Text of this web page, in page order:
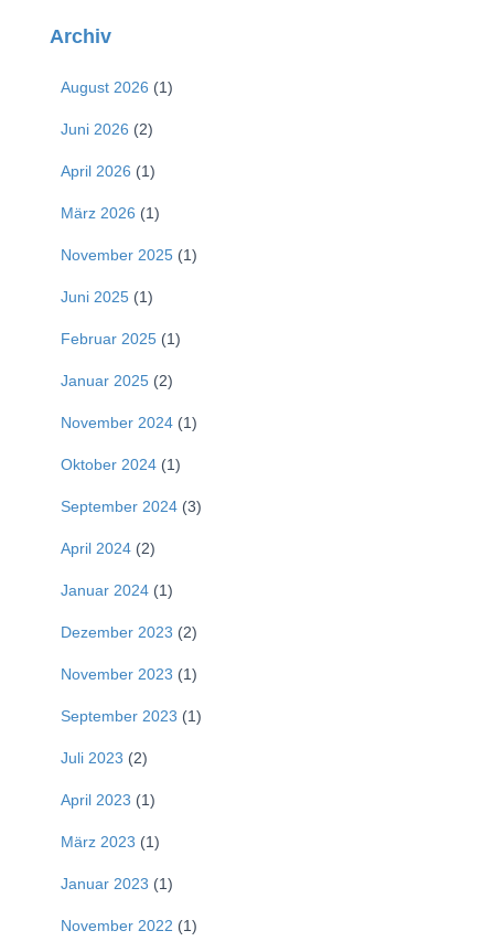
Archiv
August 2026 (1)
Juni 2026 (2)
April 2026 (1)
März 2026 (1)
November 2025 (1)
Juni 2025 (1)
Februar 2025 (1)
Januar 2025 (2)
November 2024 (1)
Oktober 2024 (1)
September 2024 (3)
April 2024 (2)
Januar 2024 (1)
Dezember 2023 (2)
November 2023 (1)
September 2023 (1)
Juli 2023 (2)
April 2023 (1)
März 2023 (1)
Januar 2023 (1)
November 2022 (1)